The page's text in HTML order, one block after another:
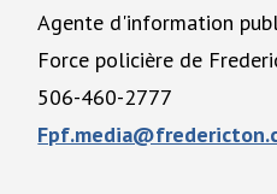
Agente d'information
Force policière de
506-460-2777